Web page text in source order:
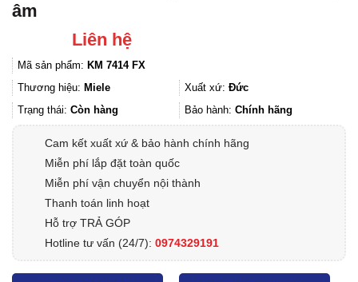
âm
Liên hệ
Mã sản phẩm: KM 7414 FX
Thương hiệu: Miele Xuất xứ: Đức
Trạng thái: Còn hàng Bảo hành: Chính hãng
Cam kết xuất xứ & bảo hành chính hãng
Miễn phí lắp đặt toàn quốc
Miễn phí vận chuyển nội thành
Thanh toán linh hoạt
Hỗ trợ TRẢ GÓP
Hotline tư vấn (24/7): 0974329191